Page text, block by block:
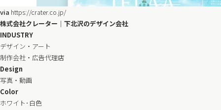
via https://crater.co.jp/
株式会社クレーター｜下北沢のデザイン会社
INDUSTRY
デザイン・アート
制作会社・広告代理店
Design
写真・動画
Color
ホワイト･白色